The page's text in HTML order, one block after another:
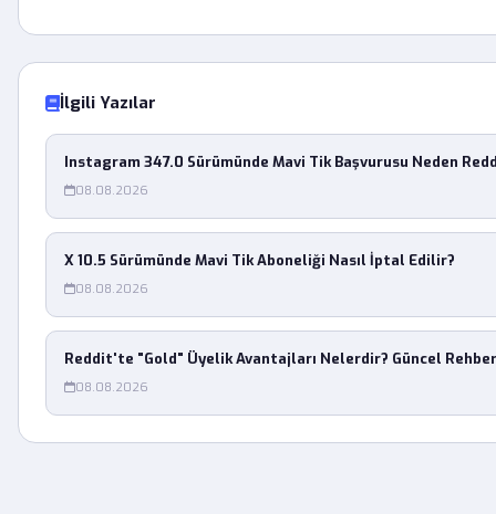
İlgili Yazılar
Instagram 347.0 Sürümünde Mavi Tik Başvurusu Neden
08.08.2026
X 10.5 Sürümünde Mavi Tik Aboneliği Nasıl İptal Edilir?
08.08.2026
Reddit'te "Gold" Üyelik Avantajları Nelerdir? Güncel Rehber
08.08.2026